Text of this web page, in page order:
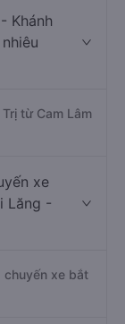
Khánh
từ Cam Lâm
xe
Lăng -
chuyến xe bắt